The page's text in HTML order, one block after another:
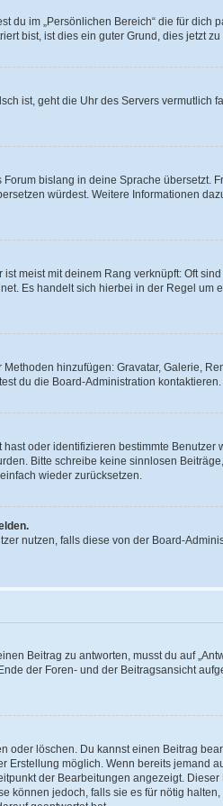
im „Persönlichen Bereich“ die für dich
bist, ist dies ein guter Grund, dies jetzt zu
ist, geht die Uhr des Servers vermutlich
bislang in deine Sprache übersetzt.
würdest. Weitere Informationen
meist mit deinem Rang verknüpft: Oft
Es handelt sich hierbei in der Regel
hinzufügen: Gravatar, Galerie,
du die Board-Administration kontaktieren.
oder identifizieren bestimmte
Bitte schreibe keine sinnlosen
wieder zurücksetzen.
nutzen, falls diese von der Board-
Beitrag zu antworten, musst du auf
der Foren- und der Beitragsansicht
löschen. Du kannst einen Beitrag
möglich. Wenn bereits jemand
der Bearbeitungen angezeigt.
jedoch, falls sie es für nötig